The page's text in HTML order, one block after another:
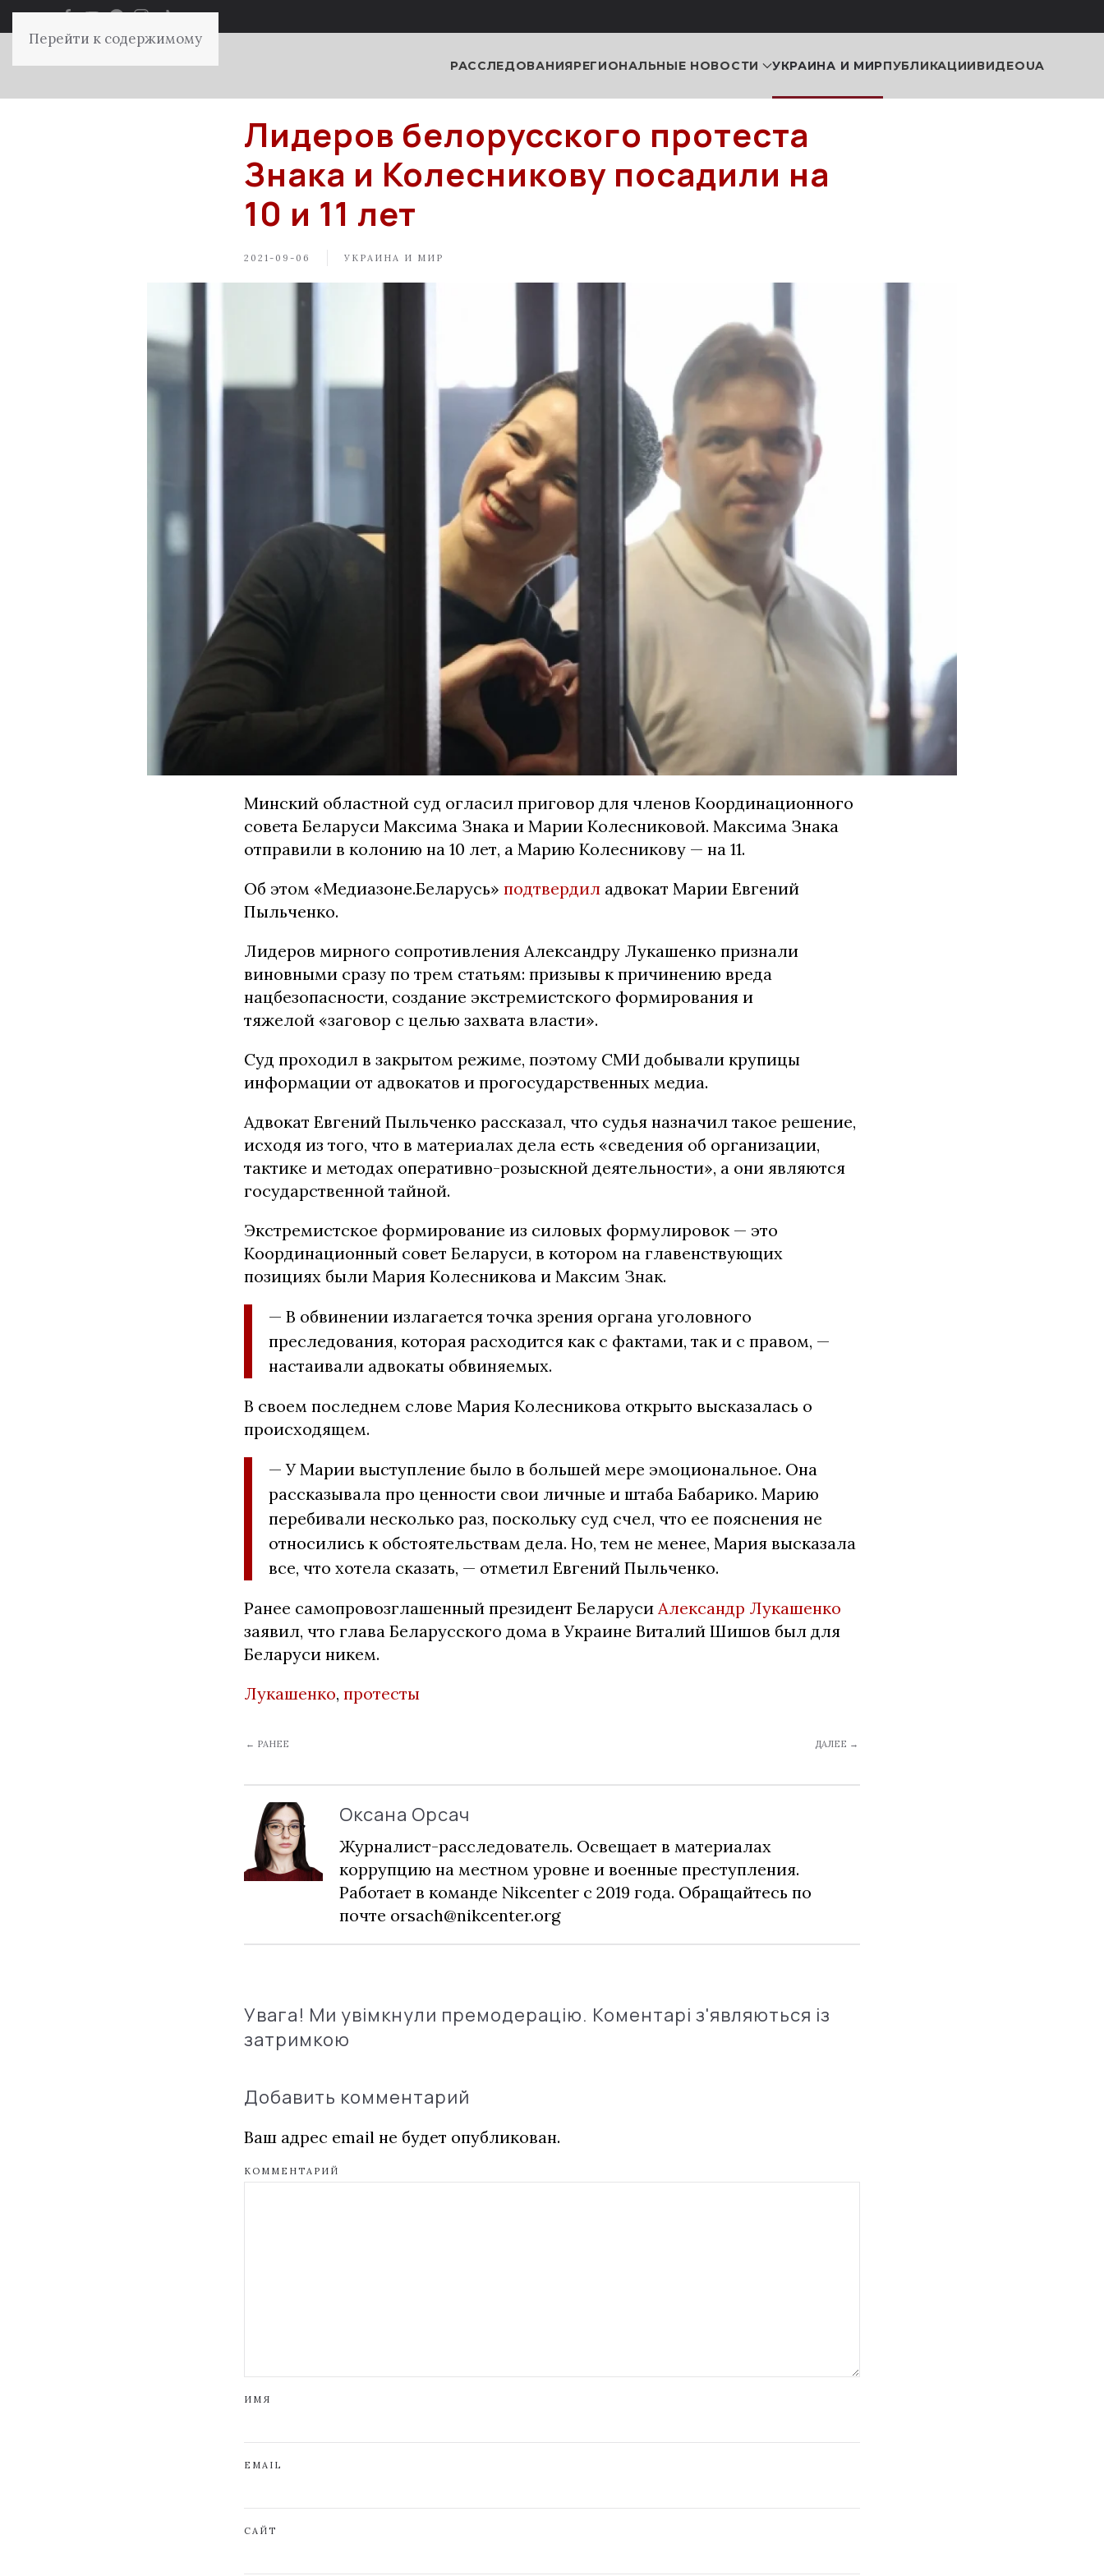
Перейти к содержимому
РАССЛЕДОВАНИЯРЕГИОНАЛЬНЫЕ НОВОСТИ УКРАИНА И МИРПУБЛИКАЦИИВИДЕОUA
Лидеров белорусского протеста
Знака и Колесникову посадили на
10 и 11 лет
2021-09-06 УКРАИНА И МИР
Минский областной суд огласил приговор для членов Координационного
совета Беларуси Максима Знака и Марии Колесниковой. Максима Знака
отправили в колонию на 10 лет, а Марию Колесникову — на 11.
Об этом «Медиазоне.Беларусь» подтвердил адвокат Марии Евгений
Пыльченко.
Лидеров мирного сопротивления Александру Лукашенко признали
виновными сразу по трем статьям: призывы к причинению вреда
нацбезопасности, создание экстремистского формирования и
тяжелой «заговор с целью захвата власти».
Суд проходил в закрытом режиме, поэтому СМИ добывали крупицы
информации от адвокатов и прогосударственных медиа.
Адвокат Евгений Пыльченко рассказал, что судья назначил такое решение,
исходя из того, что в материалах дела есть «сведения об организации,
тактике и методах оперативно-розыскной деятельности», а они являются
государственной тайной.
Экстремистское формирование из силовых формулировок — это
Координационный совет Беларуси, в котором на главенствующих
позициях были Мария Колесникова и Максим Знак.
— В обвинении излагается точка зрения органа уголовного
преследования, которая расходится как с фактами, так и с правом, —
настаивали адвокаты обвиняемых.
В своем последнем слове Мария Колесникова открыто высказалась о
происходящем.
— У Марии выступление было в большей мере эмоциональное. Она
рассказывала про ценности свои личные и штаба Бабарико. Марию
перебивали несколько раз, поскольку суд счел, что ее пояснения не
относились к обстоятельствам дела. Но, тем не менее, Мария высказала
все, что хотела сказать, — отметил Евгений Пыльченко.
Ранее самопровозглашенный президент Беларуси Александр Лукашенко
заявил, что глава Беларусского дома в Украине Виталий Шишов был для
Беларуси никем.
Лукашенко, протесты
← РАНЕЕ ДАЛЕЕ →
Оксана Орсач
Журналист-расследователь. Освещает в материалах
коррупцию на местном уровне и военные преступления.
Работает в команде Nikcenter с 2019 года. Обращайтесь по
почте orsach@nikcenter.org
Увага! Ми увімкнули премодерацію. Коментарі з'являються із
затримкою
Добавить комментарий
Ваш адрес email не будет опубликован.
КОММЕНТАРИЙ
ИМЯ
EMAIL
САЙТ